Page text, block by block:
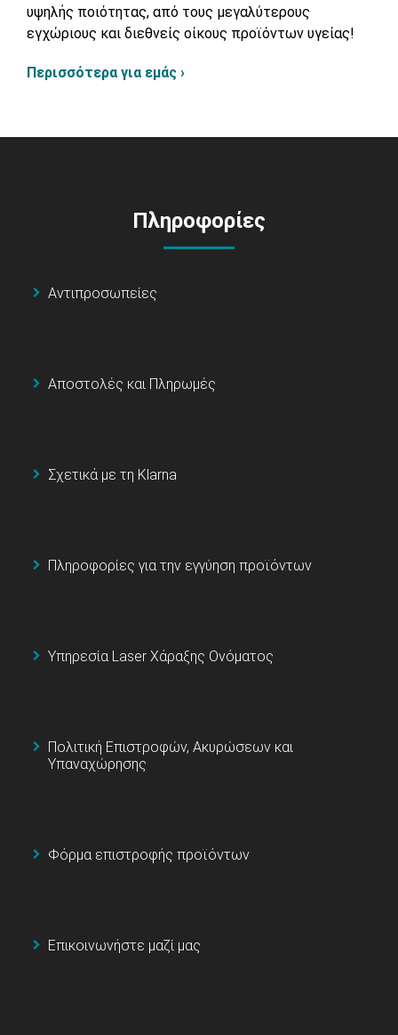
υψηλής ποιότητας, από τους μεγαλύτερους
εγχώριους και διεθνείς οίκους προϊόντων υγείας!
Περισσότερα για εμάς ›
Πληροφορίες
Αντιπροσωπείες
Αποστολές και Πληρωμές
Σχετικά με τη Klarna
Πληροφορίες για την εγγύηση προϊόντων
Υπηρεσία Laser Χάραξης Ονόματος
Πολιτική Επιστροφών, Ακυρώσεων και
Υπαναχώρησης
Φόρμα επιστροφής προϊόντων
Επικοινωνήστε μαζί μας